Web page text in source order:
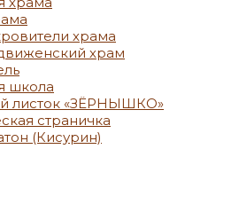
храма
храм
школа
листок «ЗЁРНЫШКО»
страничка
(Кисурин)